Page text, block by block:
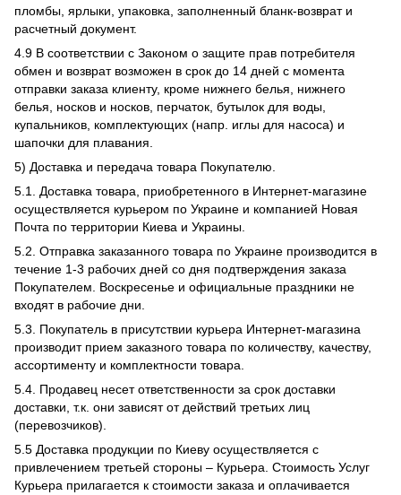
пломбы, ярлыки, упаковка, заполненный бланк-возврат и
расчетный документ.
4.9 В соответствии с Законом о защите прав потребителя
обмен и возврат возможен в срок до 14 дней с момента
отправки заказа клиенту, кроме нижнего белья, нижнего
белья, носков и носков, перчаток, бутылок для воды,
купальников, комплектующих (напр. иглы для насоса) и
шапочки для плавания.
5) Доставка и передача товара Покупателю.
5.1. Доставка товара, приобретенного в Интернет-магазине
осуществляется курьером по Украине и компанией Новая
Почта по территории Киева и Украины.
5.2. Отправка заказанного товара по Украине производится в
течение 1-3 рабочих дней со дня подтверждения заказа
Покупателем. Воскресенье и официальные праздники не
входят в рабочие дни.
5.3. Покупатель в присутствии курьера Интернет-магазина
производит прием заказного товара по количеству, качеству,
ассортименту и комплектности товара.
5.4. Продавец несет ответственности за срок доставки
доставки, т.к. они зависят от действий третьих лиц
(перевозчиков).
5.5 Доставка продукции по Киеву осуществляется с
привлечением третьей стороны – Курьера. Стоимость Услуг
Курьера прилагается к стоимости заказа и оплачивается